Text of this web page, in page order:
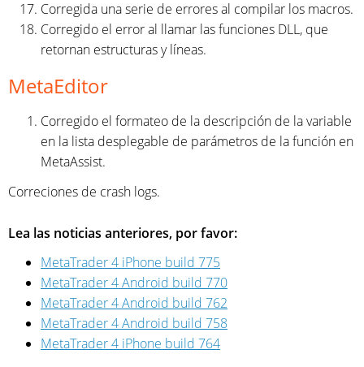
Corregida una serie de errores al compilar los macros.
Corregido el error al llamar las funciones DLL, que
retornan estructuras y líneas.
MetaEditor
Corregido el formateo de la descripción de la variable
en la lista desplegable de parámetros de la función en
MetaAssist.
Correciones de crash logs.
Lea las noticias anteriores, por favor:
MetaTrader 4 iPhone build 775
MetaTrader 4 Android build 770
MetaTrader 4 Android build 762
MetaTrader 4 Android build 758
MetaTrader 4 iPhone build 764